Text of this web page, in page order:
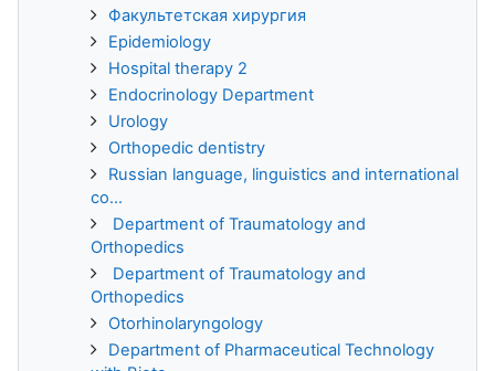
Факультетская хирургия
Epidemiology
Hospital therapy 2
Endocrinology Department
Urology
Orthopedic dentistry
Russian language, linguistics and international
co...
Department of Traumatology and
Orthopedics
Department of Traumatology and
Orthopedics
Otorhinolaryngology
Department of Pharmaceutical Technology